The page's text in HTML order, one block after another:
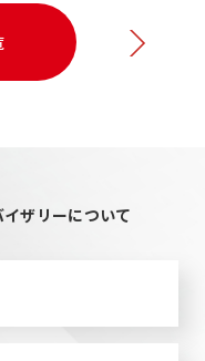
ザリーについて